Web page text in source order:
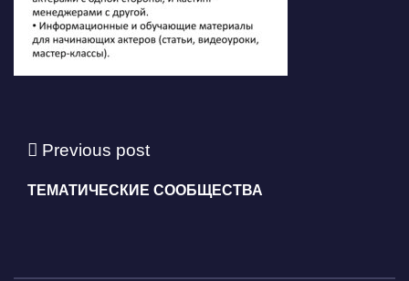
Previous post
ТЕМАТИЧЕСКИЕ СООБЩЕСТВА